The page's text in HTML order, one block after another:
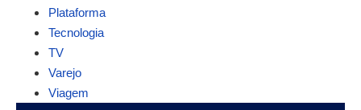
Plataforma
Tecnologia
TV
Varejo
Viagem